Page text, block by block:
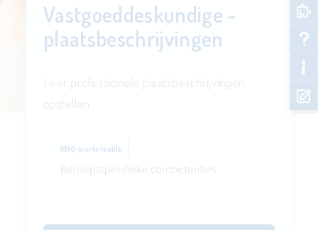
Vastgoeddeskundige -
plaatsbeschrijvingen
KMO-portefeuille
Beroepsspecifieke competenties